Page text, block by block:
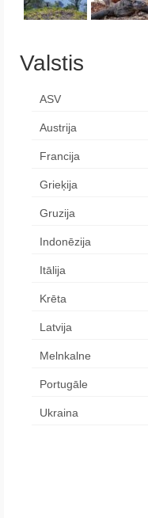
Valstis
ASV
Austrija
Francija
Grieķija
Gruzija
Indonēzija
Itālija
Krēta
Latvija
Melnkalne
Portugāle
Ukraina